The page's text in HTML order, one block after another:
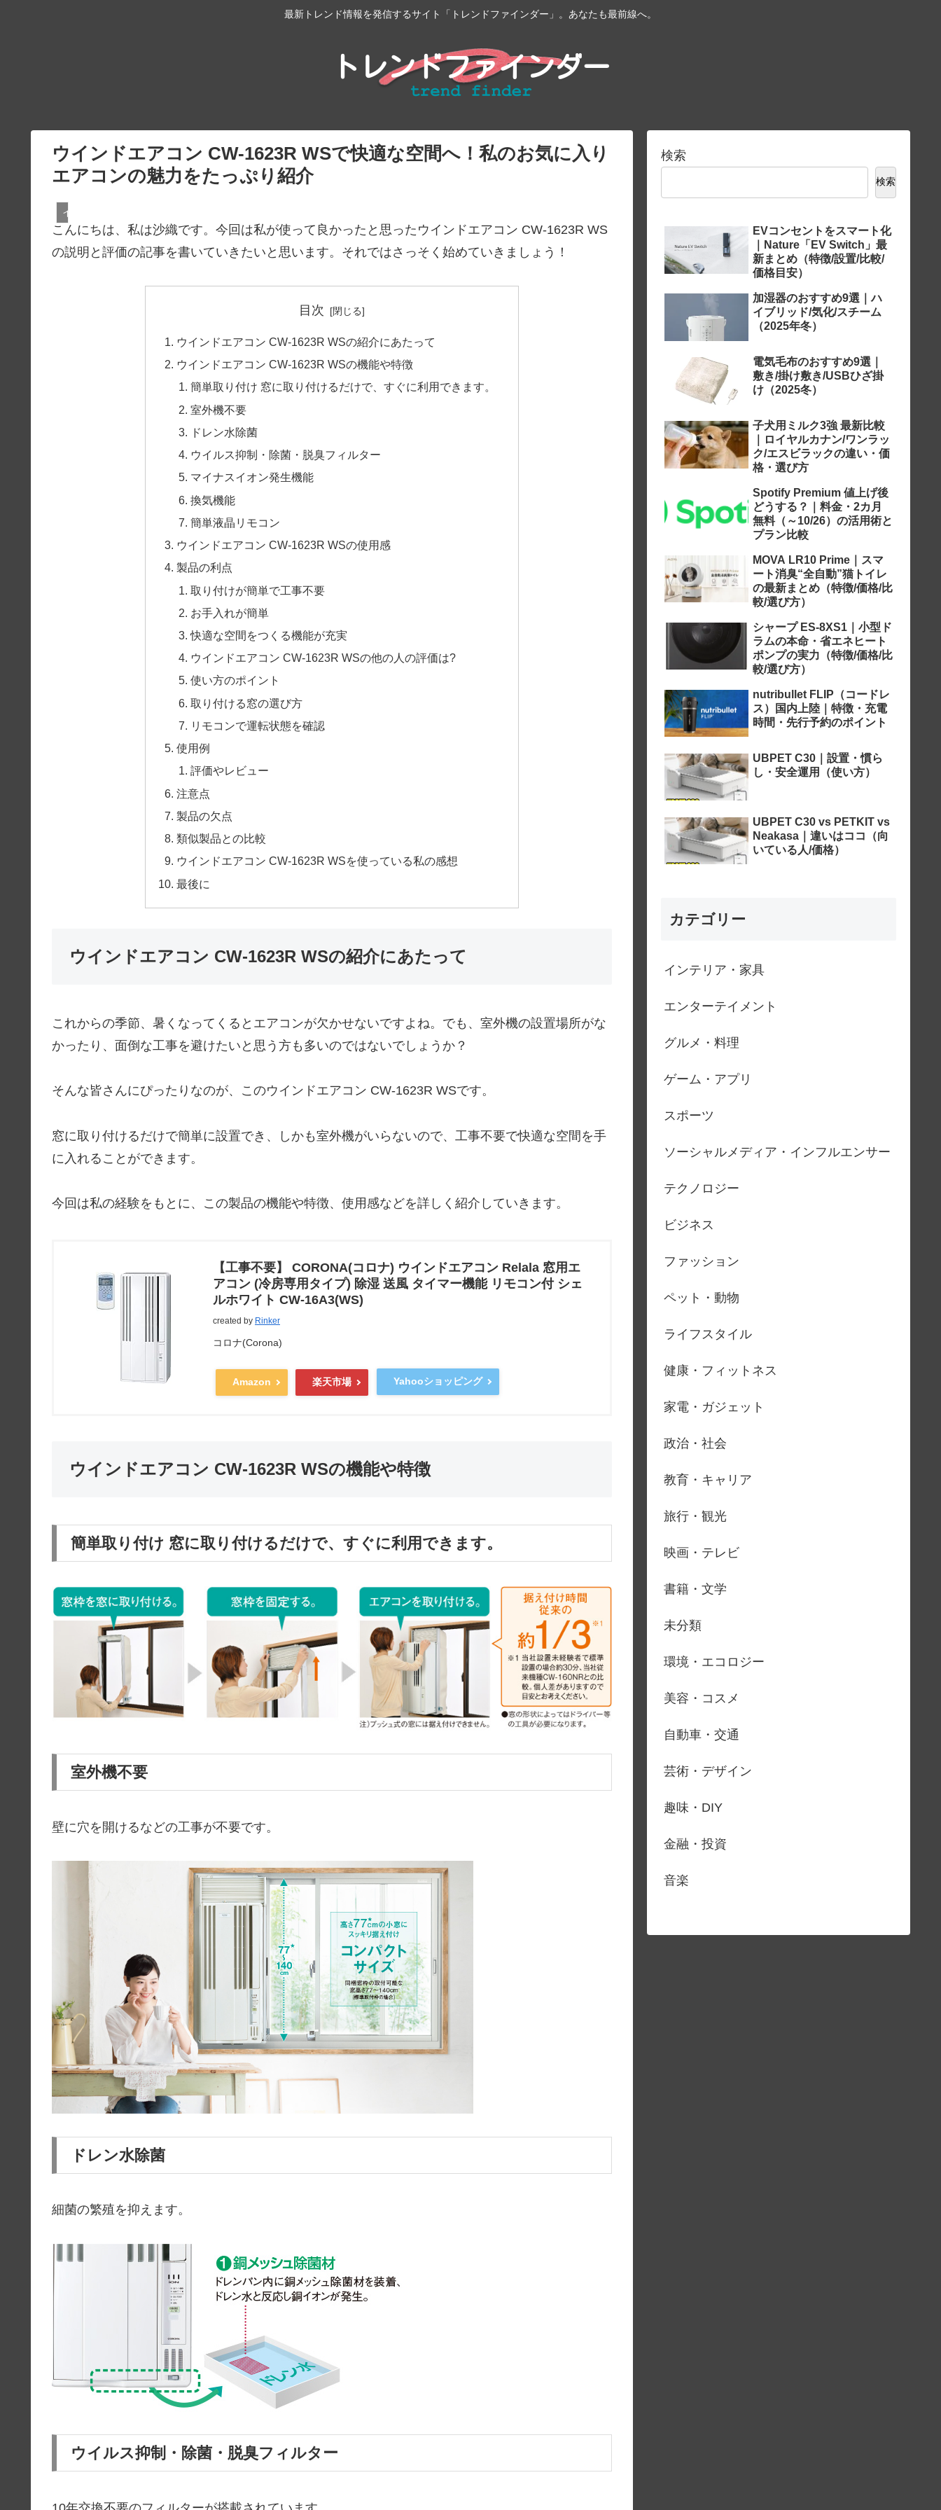
最新トレンド情報を発信するサイト「トレンドファインダー」。あなたも最前線へ。
ウインドエアコン CW-1623R WSで快適な空間へ！私のお気に入り
エアコンの魅力をたっぷり紹介
インテリア・家具
こんにちは、私は沙織です。今回は私が使って良かったと思ったウインドエアコン CW-1623R WS
の説明と評価の記事を書いていきたいと思います。それではさっそく始めていきましょう！
目次
ウインドエアコン CW-1623R WSの紹介にあたって
ウインドエアコン CW-1623R WSの機能や特徴
簡単取り付け 窓に取り付けるだけで、すぐに利用できます。
室外機不要
ドレン水除菌
ウイルス抑制・除菌・脱臭フィルター
マイナスイオン発生機能
換気機能
簡単液晶リモコン
ウインドエアコン CW-1623R WSの使用感
製品の利点
取り付けが簡単で工事不要
お手入れが簡単
快適な空間をつくる機能が充実
ウインドエアコン CW-1623R WSの他の人の評価は?
使い方のポイント
取り付ける窓の選び方
リモコンで運転状態を確認
使用例
評価やレビュー
注意点
製品の欠点
類似製品との比較
ウインドエアコン CW-1623R WSを使っている私の感想
最後に
ウインドエアコン CW-1623R WSの紹介にあたって
これからの季節、暑くなってくるとエアコンが欠かせないですよね。でも、室外機の設置場所がな
かったり、面倒な工事を避けたいと思う方も多いのではないでしょうか？
そんな皆さんにぴったりなのが、このウインドエアコン CW-1623R WSです。
窓に取り付けるだけで簡単に設置でき、しかも室外機がいらないので、工事不要で快適な空間を手
に入れることができます。
今回は私の経験をもとに、この製品の機能や特徴、使用感などを詳しく紹介していきます。
【工事不要】 CORONA(コロナ) ウインドエアコン Relala 窓用エ
アコン (冷房専用タイプ) 除湿 送風 タイマー機能 リモコン付 シェ
ルホワイト CW-16A3(WS)
created by Rinker
コロナ(Corona)
Amazon 楽天市場 Yahooショッピング
ウインドエアコン CW-1623R WSの機能や特徴
簡単取り付け 窓に取り付けるだけで、すぐに利用できます。
室外機不要
壁に穴を開けるなどの工事が不要です。
ドレン水除菌
細菌の繁殖を抑えます。
ウイルス抑制・除菌・脱臭フィルター
検索
検索
EVコンセントをスマート化
｜Nature「EV Switch」最
新まとめ（特徴/設置/比較/
価格目安）
加湿器のおすすめ9選｜ハ
イブリッド/気化/スチーム
（2025年冬）
電気毛布のおすすめ9選｜
敷き/掛け敷き/USBひざ掛
け（2025冬）
子犬用ミルク3強 最新比較
｜ロイヤルカナン/ワンラッ
ク/エスビラックの違い・価
格・選び方
Spotify Premium 値上げ後
どうする？｜料金・2カ月
無料（～10/26）の活用術と
プラン比較
MOVA LR10 Prime｜スマ
ート消臭“全自動”猫トイレ
の最新まとめ（特徴/価格/比
較/選び方）
シャープ ES-8XS1｜小型ド
ラムの本命・省エネヒート
ポンプの実力（特徴/価格/比
較/選び方）
nutribullet FLIP（コードレ
ス）国内上陸｜特徴・充電
時間・先行予約のポイント
UBPET C30｜設置・慣ら
し・安全運用（使い方）
UBPET C30 vs PETKIT vs
Neakasa｜違いはココ（向
いている人/価格）
カテゴリー
インテリア・家具
エンターテイメント
グルメ・料理
ゲーム・アプリ
スポーツ
ソーシャルメディア・インフルエンサー
テクノロジー
ビジネス
ファッション
ペット・動物
ライフスタイル
健康・フィットネス
家電・ガジェット
政治・社会
教育・キャリア
旅行・観光
映画・テレビ
書籍・文学
未分類
環境・エコロジー
美容・コスメ
自動車・交通
芸術・デザイン
趣味・DIY
金融・投資
音楽